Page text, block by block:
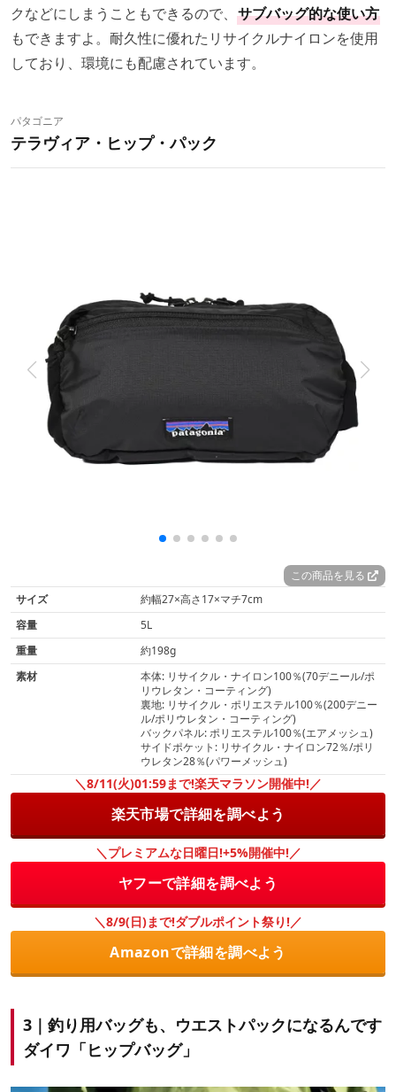
クなどにしまうこともできるので、 サブバッグ的な使い方
もできますよ。耐久性に優れたリサイクルナイロンを使用
しており、環境にも配慮されています。
パタゴニア
テラヴィア・ヒップ・パック
この商品を見る
サイズ
約幅27×高さ17×マチ7cm
容量
5L
重量
約198g
素材
本体: リサイクル・ナイロン100％(70デニール/ポ
リウレタン・コーティング)
裏地: リサイクル・ポリエステル100％(200デニー
ル/ポリウレタン・コーティング)
バックパネル: ポリエステル100％(エアメッシュ)
サイドポケット: リサイクル・ナイロン72％/ポリ
ウレタン28％(パワーメッシュ)
＼8/11(火)01:59まで!楽天マラソン開催中!／
楽天市場で詳細を調べよう
＼プレミアムな日曜日!+5%開催中!／
ヤフーで詳細を調べよう
＼8/9(日)まで!ダブルポイント祭り!／
Amazonで詳細を調べよう
3｜釣り用バッグも、ウエストパックになるんです
ダイワ「ヒップバッグ」